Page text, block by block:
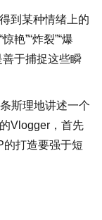
到某种情绪上的
艳”“炸裂”“爆
于捕捉这些瞬
斯理地讲述一个
Vlogger，首先
打造要强于短